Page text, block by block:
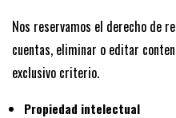
Nos reservamos el derecho de
cuentas, eliminar o editar
exclusivo criterio.
Propiedad intelectual